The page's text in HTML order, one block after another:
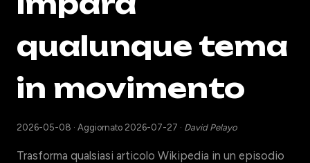
qualunque tema
in movimento
2026-05-08 · Aggiornato 2026-07-27 · David Pelayo
Trasforma qualsiasi articolo Wikipedia in un episodio